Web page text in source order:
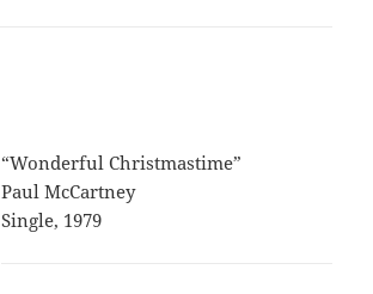
“Wonderful Christmastime”
Paul McCartney
Single, 1979